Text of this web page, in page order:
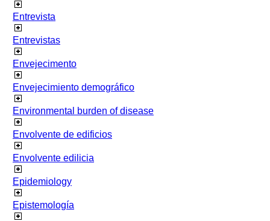
Entrevista
Entrevistas
Envejecimento
Envejecimiento demográfico
Environmental burden of disease
Envolvente de edificios
Envolvente edilicia
Epidemiology
Epistemología